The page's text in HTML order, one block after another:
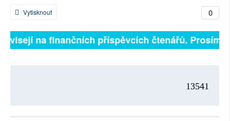
0
Vytisknout
na finančních příspěvcích čtenářů.
13541